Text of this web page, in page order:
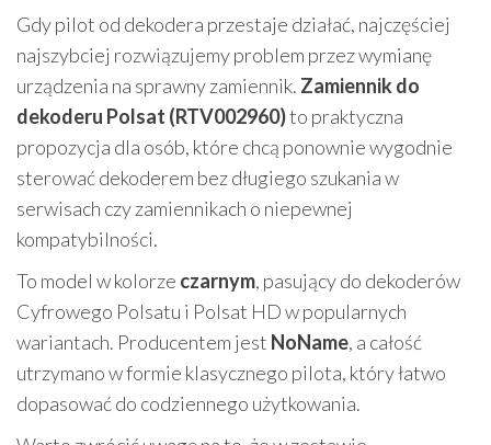
Gdy pilot od dekodera przestaje działać, najczęściej
najszybciej rozwiązujemy problem przez wymianę
urządzenia na sprawny zamiennik. Zamiennik do
dekoderu Polsat (RTV002960)to praktyczna
propozycja dla osób, które chcą ponownie wygodnie
sterować dekoderem bez długiego szukania w
serwisach czy zamiennikach o niepewnej
kompatybilności.
To model w kolorze czarnym, pasujący do dekoderów
Cyfrowego Polsatu i Polsat HD w popularnych
wariantach. Producentem jest NoName, a całość
utrzymano w formie klasycznego pilota, który łatwo
dopasować do codziennego użytkowania.